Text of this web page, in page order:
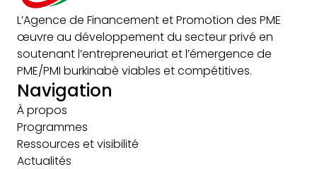
L’Agence de Financement et Promotion des PME
œuvre au développement du secteur privé en
soutenant l’entrepreneuriat et l’émergence de
PME/PMI burkinabè viables et compétitives.
Navigation
À propos
Programmes
Ressources et visibilité
Actualités